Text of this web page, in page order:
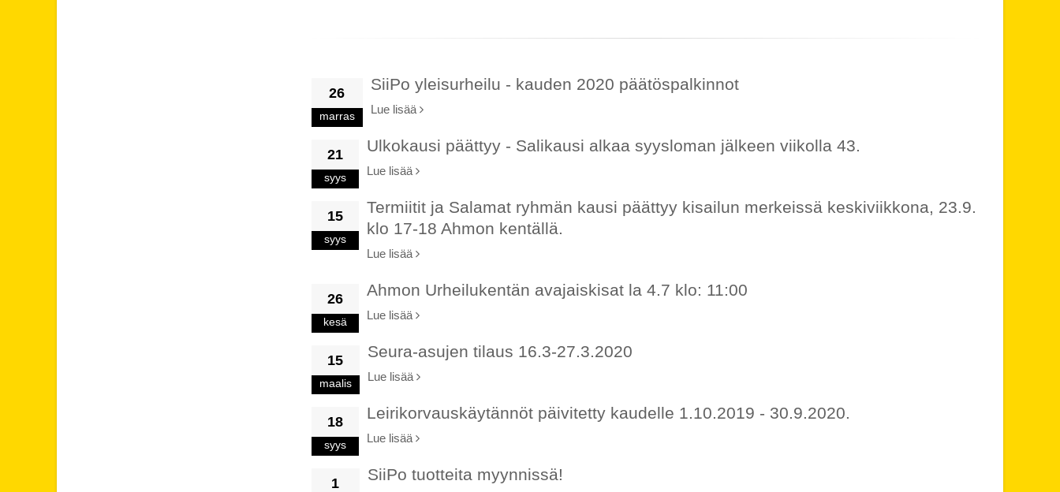
26
marras
SiiPo yleisurheilu - kauden 2020 päätöspalkinnot
Lue lisää
21
syys
Ulkokausi päättyy - Salikausi alkaa syysloman jälkeen viikolla 43.
Lue lisää
15
syys
Termiitit ja Salamat ryhmän kausi päättyy kisailun merkeissä keskiviikkona, 23.9.
klo 17-18 Ahmon kentällä.
Lue lisää
26
kesä
Ahmon Urheilukentän avajaiskisat la 4.7 klo: 11:00
Lue lisää
15
maalis
Seura-asujen tilaus 16.3-27.3.2020
Lue lisää
18
syys
Leirikorvauskäytännöt päivitetty kaudelle 1.10.2019 - 30.9.2020.
Lue lisää
1 SiiPo tuotteita myynnissä!